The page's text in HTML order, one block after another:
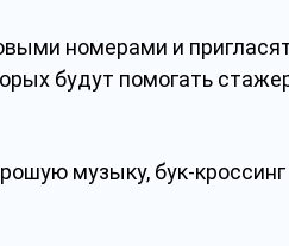
номерами и
будут помогать
музыку, бук-кроссинг